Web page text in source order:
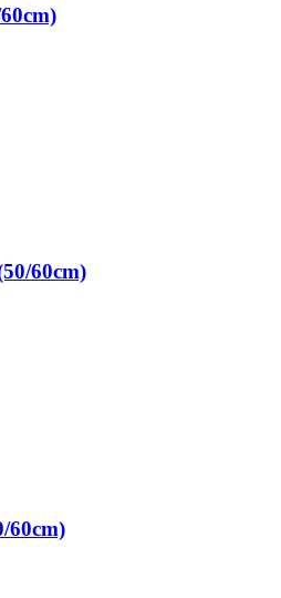
60cm)
60cm)